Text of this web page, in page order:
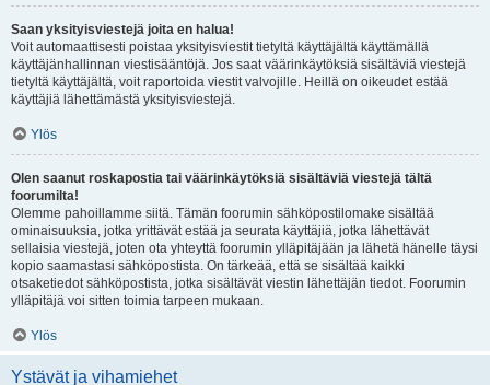
Saan yksityisviestejä joita en halua!
Voit automaattisesti poistaa yksityisviestit tietyltä käyttäjältä käyttämällä
käyttäjänhallinnan viestisääntöjä. Jos saat väärinkäytöksiä sisältäviä viestejä
tietyltä käyttäjältä, voit raportoida viestit valvojille. Heillä on oikeudet estää
käyttäjiä lähettämästä yksityisviestejä.
Ylös
Olen saanut roskapostia tai väärinkäytöksiä sisältäviä viestejä tältä
foorumilta!
Olemme pahoillamme siitä. Tämän foorumin sähköpostilomake sisältää
ominaisuuksia, jotka yrittävät estää ja seurata käyttäjiä, jotka lähettävät
sellaisia viestejä, joten ota yhteyttä foorumin ylläpitäjään ja lähetä hänelle täysi
kopio saamastasi sähköpostista. On tärkeää, että se sisältää kaikki
otsaketiedot sähköpostista, jotka sisältävät viestin lähettäjän tiedot. Foorumin
ylläpitäjä voi sitten toimia tarpeen mukaan.
Ylös
Ystävät ja vihamiehet